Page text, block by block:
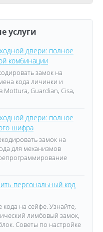
услуги
двери: полное
комбинации
замок на
кода личинки и
Mottura, Guardian, Cisa,
двери: полное
шифра
замок на
для механизмов
персональный код
на сейфе. Узнайте,
лимбовый замок,
Советы по настройке